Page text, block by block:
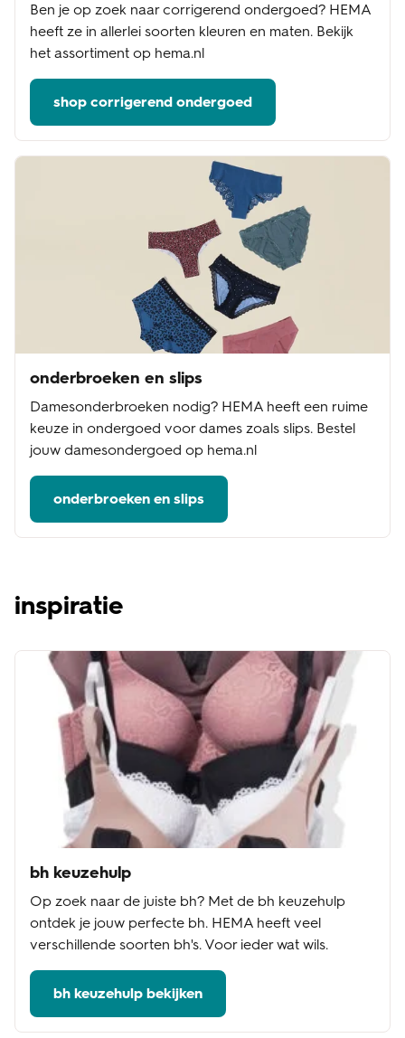
Ben je op zoek naar corrigerend ondergoed? HEMA
heeft ze in allerlei soorten kleuren en maten. Bekijk
het assortiment op hema.nl
shop corrigerend ondergoed
onderbroeken en slips
Damesonderbroeken nodig? HEMA heeft een ruime
keuze in ondergoed voor dames zoals slips. Bestel
jouw damesondergoed op hema.nl
onderbroeken en slips
inspiratie
bh keuzehulp
Op zoek naar de juiste bh? Met de bh keuzehulp
ontdek je jouw perfecte bh. HEMA heeft veel
verschillende soorten bh's. Voor ieder wat wils.
bh keuzehulp bekijken